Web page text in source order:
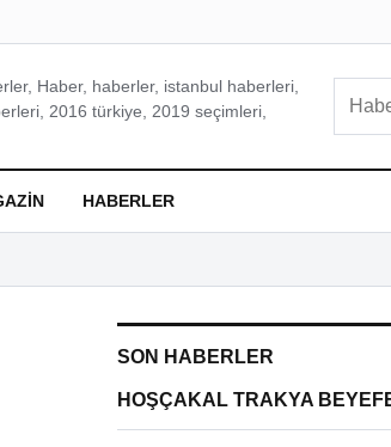
Haber, haberler, istanbul haberleri,
2016 türkiye, 2019 seçimleri,
HABERLER
SON HABERLER
HOŞÇAKAL TRAKYA